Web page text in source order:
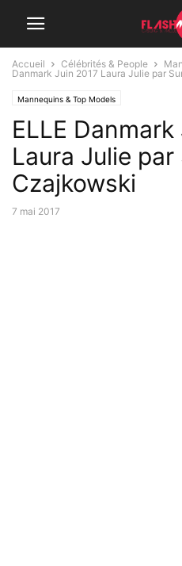
Accueil Célébrités & People
Danmark Juin 2017 Laura Julie par
Mannequins & Top Models
ELLE
Laura Julie par
Czajkowski
7 mai 2017